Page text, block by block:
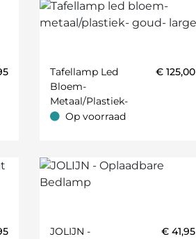
Tafellamp Led
Bloem-
Metaal/plastiek-
Goud- Large
€ 125,00
Op voorraad
Op voorraad
JOLIJN -
€ 41,95